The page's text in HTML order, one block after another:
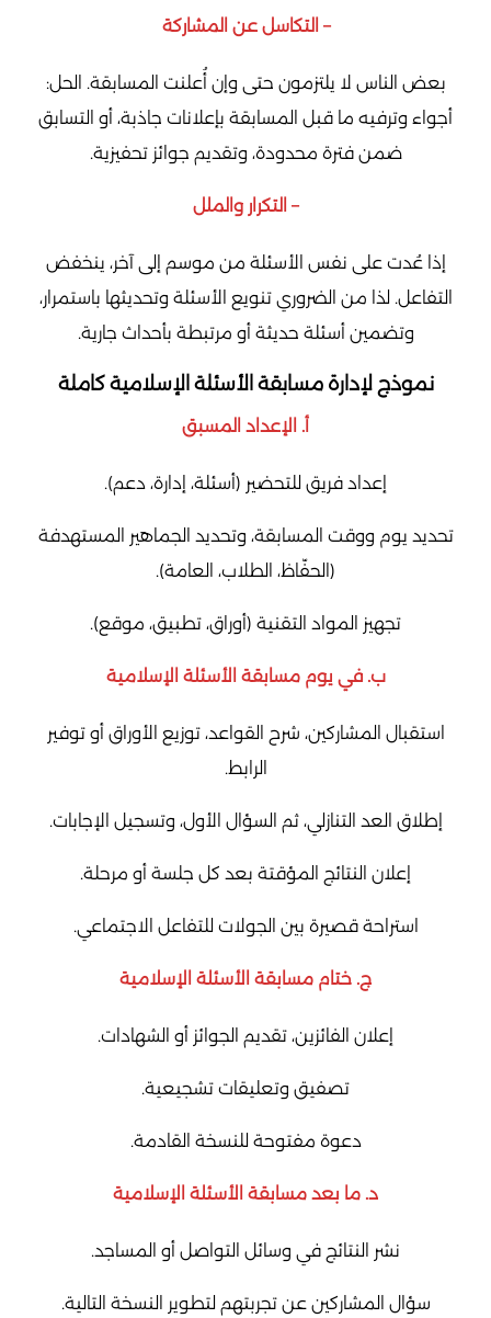
– التكاسل عن المشاركة
بعض الناس لا يلتزمون حتى وإن أُعلنت المسابقة. الحل:
أجواء وترفيه ما قبل المسابقة بإعلانات جاذبة، أو التسابق
ضمن فترة محدودة، وتقديم جوائز تحفيزية.
– التكرار والملل
إذا عُدت على نفس الأسئلة من موسم إلى آخر، ينخفض
التفاعل. لذا من الضروري تنويع الأسئلة وتحديثها باستمرار،
وتضمين أسئلة حديثة أو مرتبطة بأحداث جارية.
نموذج لإدارة مسابقة الأسئلة الإسلامية كاملة
أ. الإعداد المسبق
إعداد فريق للتحضير (أسئلة، إدارة، دعم).
تحديد يوم ووقت المسابقة، وتحديد الجماهير المستهدفة
(الحفّاظ، الطلاب، العامة).
تجهيز المواد التقنية (أوراق، تطبيق، موقع).
ب. في يوم مسابقة الأسئلة الإسلامية
استقبال المشاركين، شرح القواعد، توزيع الأوراق أو توفير
الرابط.
إطلاق العد التنازلي، ثم السؤال الأول، وتسجيل الإجابات.
إعلان النتائج المؤقتة بعد كل جلسة أو مرحلة.
استراحة قصيرة بين الجولات للتفاعل الاجتماعي.
ج. ختام مسابقة الأسئلة الإسلامية
إعلان الفائزين، تقديم الجوائز أو الشهادات.
تصفيق وتعليقات تشجيعية.
دعوة مفتوحة للنسخة القادمة.
د. ما بعد مسابقة الأسئلة الإسلامية
نشر النتائج في وسائل التواصل أو المساجد.
سؤال المشاركين عن تجربتهم لتطوير النسخة التالية.